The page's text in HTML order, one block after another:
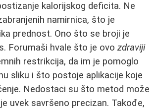
kalorijskog deficita. Ne
namirnica, što je
prednost. Ono što se broji je
Forumaši hvale što je ovo zdraviji
restrikcija, da im je pomoglo
sliku i što postoje aplikacije koje
Nedostaci su što metod može
uvek savršeno precizan. Takođe,